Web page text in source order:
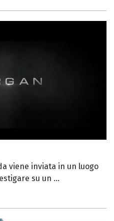
viene inviata in un luogo
su un ...